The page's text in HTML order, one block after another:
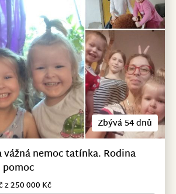
Zbývá 54 dnů
vážná nemoc tatínka. Rodina
z 250 000 Kč